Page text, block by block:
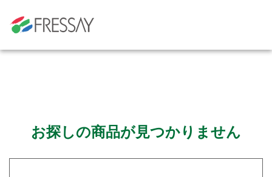
お探しの商品が見つかりません